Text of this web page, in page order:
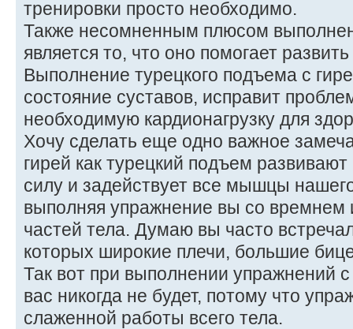
тренировки просто необходимо.
Также несомненным плюсом
является то, что оно помогает
Выполнение турецкого подъема с
состояние суставов, исправит
необходимую кардионагрузку для
Хочу сделать еще одно важное
гирей как турецкий подъем
силу и задействует все мышцы
выполняя упражнение вы со времнем
частей тела. Думаю вы часто
которых широкие плечи, большие
Так вот при выполнении упражнений
вас никогда не будет, потому что
слаженной работы всего тела.